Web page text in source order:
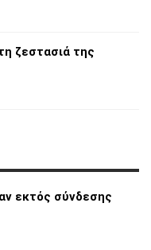
ζεστασιά της
εκτός σύνδεσης